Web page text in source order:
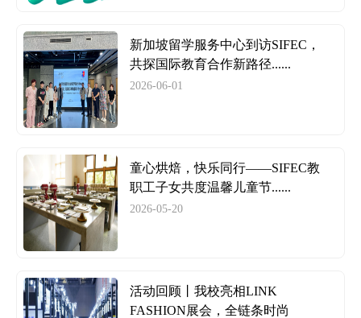
新加坡留学服务中心到访SIFEC，
共探国际教育合作新路径......
2026-06-01
童心烘焙，快乐同行——SIFEC教
职工子女共度温馨儿童节......
2026-05-20
活动回顾丨我校亮相LINK
FASHION展会，全链条时尚